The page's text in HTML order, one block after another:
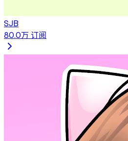
SJB
80.0万 订阅